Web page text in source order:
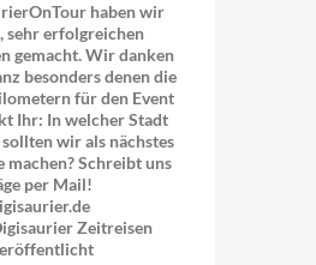
haben wir
sehr erfolgreichen
gemacht. Wir danken
besonders denen die
für den Event
Ihr: In welcher Stadt
wir als nächstes
Schreibt uns
per Mail!
Zeitreisen